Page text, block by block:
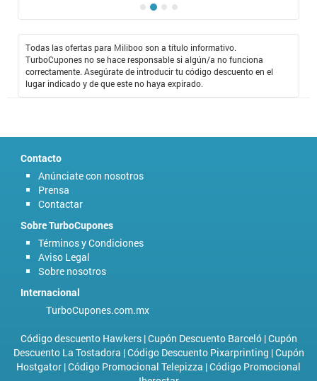
Todas las ofertas para Miliboo son a título informativo.
TurboCupones no se hace responsable si algún/a no funciona
correctamente. Asegúrate de introducir tu código descuento en el
lugar indicado y de que este no haya expirado.
Contacto
Anúnciate con nosotros
Prensa
Contactar
Sobre TurboCupones
Términos y Condiciones
Aviso Legal
Sobre nosotros
Internacional
TurboCupones.com.mx
Código descuento Hawkers|Cupón Descuento Barceló|Cupón
Descuento La Tostadora |Código Descuento Pixarprinting |Cupón
Hostgator |Código Promocional Telepizza |Código Promocional